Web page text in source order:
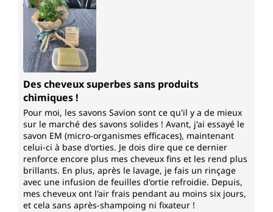
Des cheveux superbes sans produits
chimiques !
Pour moi, les savons Savion sont ce qu'il y a de mieux
sur le marché des savons solides ! Avant, j'ai essayé le
savon EM (micro-organismes efficaces), maintenant
celui-ci à base d'orties. Je dois dire que ce dernier
renforce encore plus mes cheveux fins et les rend plus
brillants. En plus, après le lavage, je fais un rinçage
avec une infusion de feuilles d'ortie refroidie. Depuis,
mes cheveux ont l'air frais pendant au moins six jours,
et cela sans après-shampoing ni fixateur !